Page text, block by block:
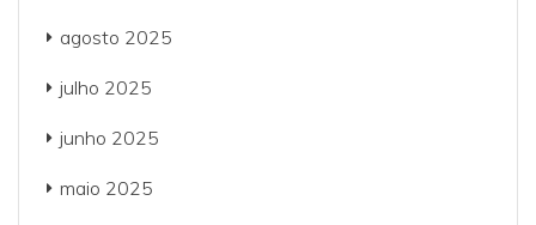
agosto 2025
julho 2025
junho 2025
maio 2025